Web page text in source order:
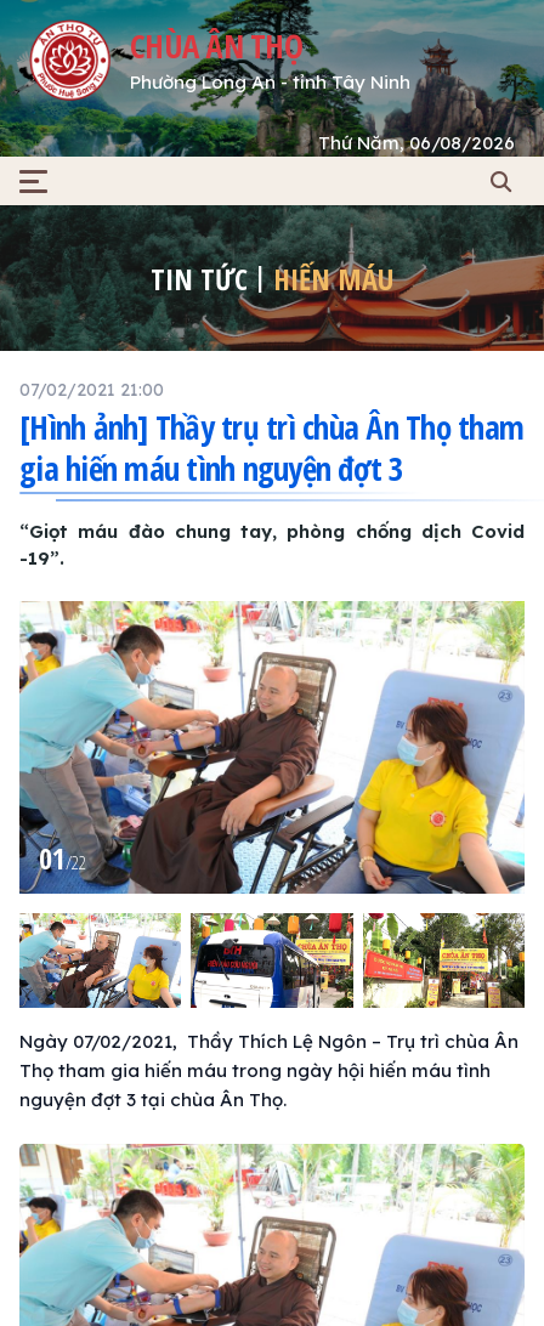
CHÙA ÂN THỌ
Phường Long An - tỉnh Tây Ninh
Thứ Năm, 06/08/2026
TIN TỨC HIẾN MÁU
07/02/2021 21:00
[Hình ảnh] Thầy trụ trì chùa Ân Thọ tham
gia hiến máu tình nguyện đợt 3
“Giọt máu đào chung tay, phòng chống dịch Covid
-19”.
01/22
Ngày 07/02/2021, Thầy Thích Lệ Ngôn – Trụ trì chùa Ân
Thọ tham gia hiến máu trong ngày hội hiến máu tình
nguyện đợt 3 tại chùa Ân Thọ.